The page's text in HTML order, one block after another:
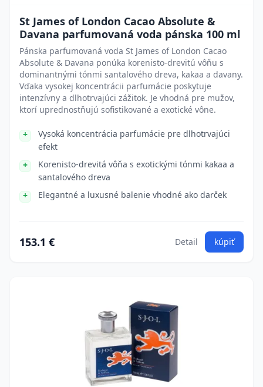
St James of London Cacao Absolute &
Davana parfumovaná voda pánska 100 ml
Pánska parfumovaná voda St James of London Cacao
Absolute & Davana ponúka korenisto-drevitú vôňu s
dominantnými tónmi santalového dreva, kakaa a davany.
Vďaka vysokej koncentrácii parfumácie poskytuje
intenzívny a dlhotrvajúci zážitok. Je vhodná pre mužov,
ktorí uprednostňujú sofistikované a exotické vône.
Vysoká koncentrácia parfumácie pre dlhotrvajúci
efekt
Korenisto-drevitá vôňa s exotickými tónmi kakaa a
santalového dreva
Elegantné a luxusné balenie vhodné ako darček
153.1 € Detail kúpiť